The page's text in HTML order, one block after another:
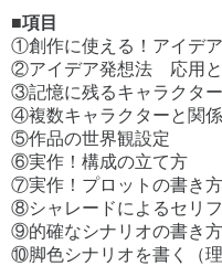
■項目
①創作に使える！アイデ
②アイデア発想法 応用と
③記憶に残るキャラクタ
④複数キャラクターと関
⑤作品の世界観設定
⑥実作！構成の立て方
⑦実作！プロットの書き方
⑧シャレードによるセリ
⑨的確なシナリオの書き方
⑩脚色シナリオを書く（理